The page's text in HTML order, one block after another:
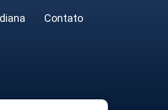
Contato